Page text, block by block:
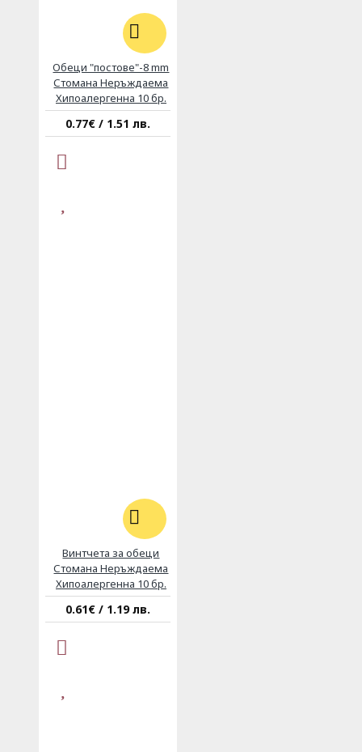
Обеци "постове"-8 mm
Стомана Неръждаема
Хипоалергенна 10 бр.
0.77€ / 1.51 лв.
Винтчета за обеци
Стомана Неръждаема
Хипоалергенна 10 бр.
0.61€ / 1.19 лв.